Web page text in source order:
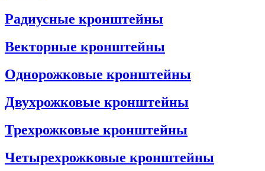
Радиусные кронштейны
Векторные кронштейны
Однорожковые кронштейны
Двухрожковые кронштейны
Трехрожковые кронштейны
Четырехрожковые кронштейны